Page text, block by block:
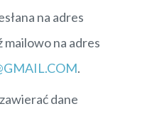
na adres
na adres
.
dane